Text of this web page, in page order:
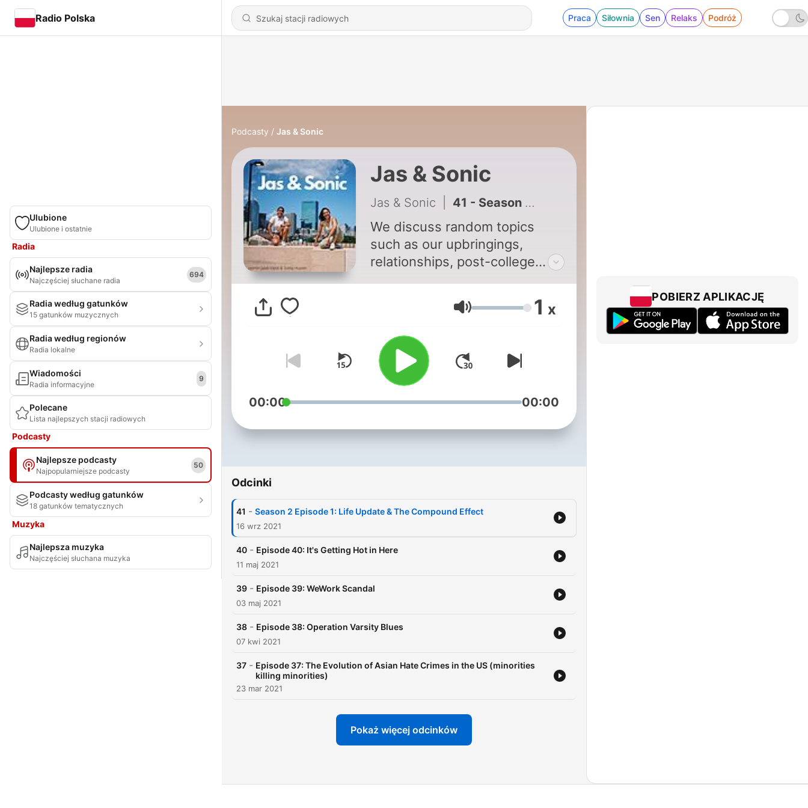
Radio Polska Praca Siłownia Sen Relaks Podróż
Ulubione
Ulubione i ostatnie
Radia
Najlepsze radia
Najczęściej słuchane radia
694
Radia według gatunków
15 gatunków muzycznych
Radia według regionów
Radia lokalne
Wiadomości
Radia informacyjne
9
Polecane
Lista najlepszych stacji radiowych
Podcasty
Najlepsze podcasty
Najpopularniejsze podcasty
50
Podcasty według gatunków
18 gatunków tematycznych
Muzyka
Najlepsza muzyka
Najczęściej słuchana muzyka
Podcasty Jas & Sonic
Jas & Sonic
Jas & Sonic 41 - Season 2 Episode 1: Life Update & The Compound Effect
We discuss random topics
such as our upbringings,
relationships, post-college
through stories, some funny
and some sad.
Głośność 1 x
00:00 00:00
Odcinki
41 - Season 2 Episode 1: Life Update & The Compound Effect
16 wrz 2021
40 - Episode 40: It's Getting Hot in Here
11 maj 2021
39 - Episode 39: WeWork Scandal
03 maj 2021
38 - Episode 38: Operation Varsity Blues
07 kwi 2021
37 - Episode 37: The Evolution of Asian Hate Crimes in the US (minorities
killing minorities)
23 mar 2021
Pokaż więcej odcinków
POBIERZ APLIKACJĘ